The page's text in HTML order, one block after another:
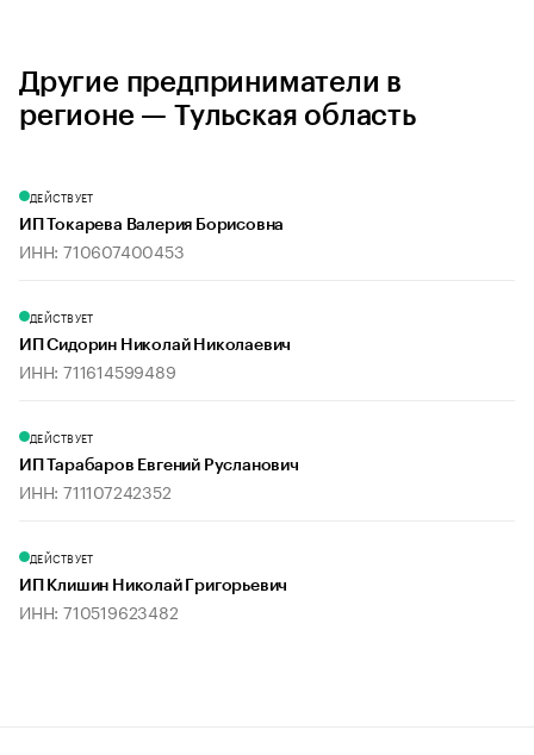
Другие предприниматели в
регионе — Тульская область
ДЕЙСТВУЕТ
ИП Токарева Валерия Борисовна
ИНН: 710607400453
ДЕЙСТВУЕТ
ИП Сидорин Николай Николаевич
ИНН: 711614599489
ДЕЙСТВУЕТ
ИП Тарабаров Евгений Русланович
ИНН: 711107242352
ДЕЙСТВУЕТ
ИП Клишин Николай Григорьевич
ИНН: 710519623482